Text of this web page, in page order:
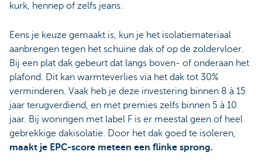
kurk, hennep of zelfs jeans.
Eens je keuze gemaakt is, kun je het isolatiemateriaal
aanbrengen tegen het schuine dak of op de zoldervloer.
Bij een plat dak gebeurt dat langs boven- of onderaan het
plafond. Dit kan warmteverlies via het dak tot 30%
verminderen. Vaak heb je deze investering binnen 8 à 15
jaar terugverdiend, en met premies zelfs binnen 5 à 10
jaar. Bij woningen met label F is er meestal geen of heel
gebrekkige dakisolatie. Door het dak goed te isoleren,
maakt je EPC-score meteen een flinke sprong.